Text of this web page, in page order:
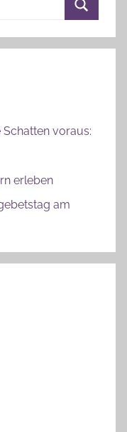
voraus:
erleben
am